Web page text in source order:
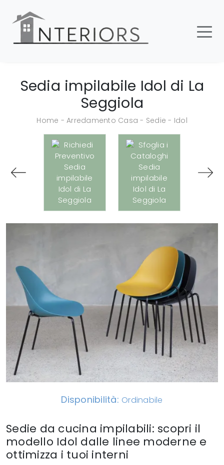
Sedia impilabile Idol di La
Seggiola
Home - Arredamento Casa - Sedie - Idol
Disponibilità: Ordinabile
Sedie da cucina impilabili: scopri il
modello Idol dalle linee moderne e
ottimizza i tuoi interni